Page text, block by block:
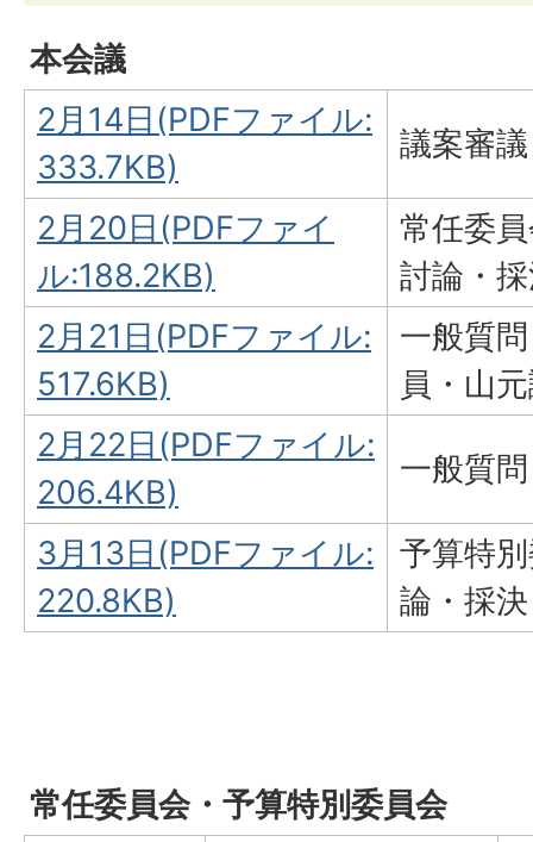
本会議
2月14日(PDFファイル:
333.7KB)
議案審
2月20日(PDFファイ
ル:188.2KB)
常任委
討論・
2月21日(PDFファイル:
517.6KB)
一般質
員・山
2月22日(PDFファイル:
206.4KB)
一般質
3月13日(PDFファイル:
220.8KB)
予算特
論・採決
常任委員会・予算特別委員会